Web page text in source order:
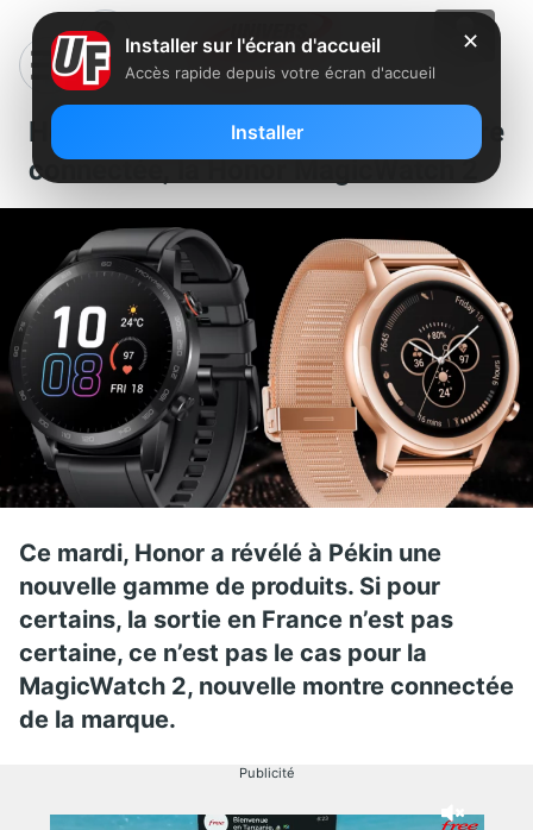
Honor présente sa nouvelle montre
connectée, la Honor MagicWatch 2
Ce mardi, Honor a révélé à Pékin une
nouvelle gamme de produits. Si pour
certains, la sortie en France n’est pas
certaine, ce n’est pas le cas pour la
MagicWatch 2, nouvelle montre connectée
de la marque.
Publicité
✕
Installer sur l'écran d'accueil
Accès rapide depuis votre écran d'accueil
Installer